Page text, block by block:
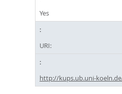
Yes
URI:
http://kups.ub.uni-